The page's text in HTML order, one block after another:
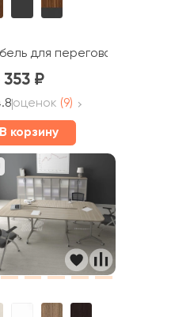
Тренд / Trend
для переговорных
353
оценок (9)
В корзину